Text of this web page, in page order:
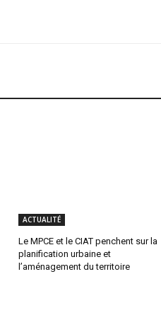
ACTUALITÉ
Le MPCE et le CIAT penchent sur la
planification urbaine et
l’aménagement du territoire